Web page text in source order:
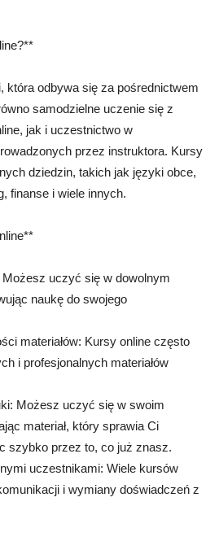
która odbywa się za pośrednictwem
samodzielne uczenie się z
jak i uczestnictwo w
przez instruktora. Kursy
dziedzin, takich jak języki obce,
finanse i wiele innych.
uczyć się w dowolnym
naukę do swojego
materiałów: Kursy online często
i profesjonalnych materiałów
Możesz uczyć się w swoim
materiał, który sprawia Ci
szybko przez to, co już znasz.
uczestnikami: Wiele kursów
i wymiany doświadczeń z